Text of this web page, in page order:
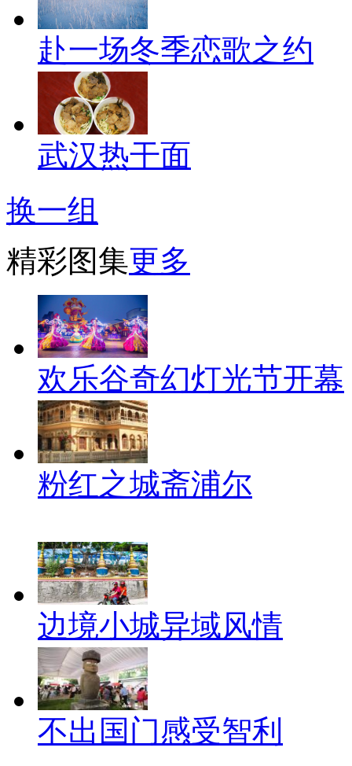
赴一场冬季恋歌之约
武汉热干面
换一组
精彩图集更多
欢乐谷奇幻灯光节开幕
粉红之城斋浦尔
边境小城异域风情
不出国门感受智利